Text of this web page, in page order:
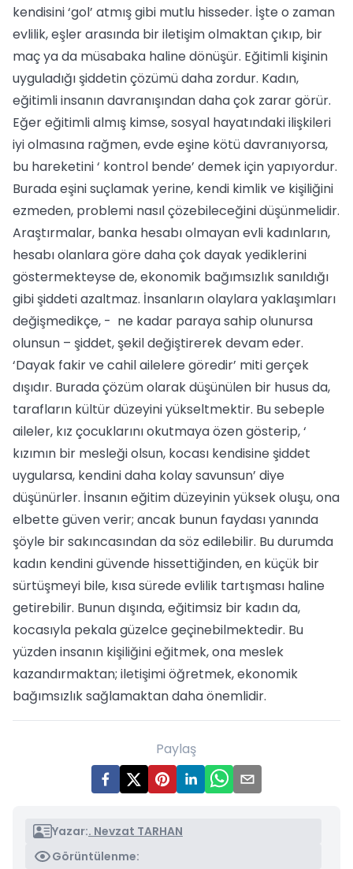
kendisini ‘gol’ atmış gibi mutlu hisseder. İşte o zaman
evlilik, eşler arasında bir iletişim olmaktan çıkıp, bir
maç ya da müsabaka haline dönüşür. Eğitimli kişinin
uyguladığı şiddetin çözümü daha zordur. Kadın,
eğitimli insanın davranışından daha çok zarar görür.
Eğer eğitimli almış kimse, sosyal hayatındaki ilişkileri
iyi olmasına rağmen, evde eşine kötü davranıyorsa,
bu hareketini ‘ kontrol bende’ demek için yapıyordur.
Burada eşini suçlamak yerine, kendi kimlik ve kişiliğini
ezmeden, problemi nasıl çözebileceğini düşünmelidir.
Araştırmalar, banka hesabı olmayan evli kadınların,
hesabı olanlara göre daha çok dayak yediklerini
göstermekteyse de, ekonomik bağımsızlık sanıldığı
gibi şiddeti azaltmaz. İnsanların olaylara yaklaşımları
değişmedikçe, - ne kadar paraya sahip olunursa
olunsun – şiddet, şekil değiştirerek devam eder.
‘Dayak fakir ve cahil ailelere göredir’ miti gerçek
dışıdır. Burada çözüm olarak düşünülen bir husus da,
tarafların kültür düzeyini yükseltmektir. Bu sebeple
aileler, kız çocuklarını okutmaya özen gösterip, ‘
kızımın bir mesleği olsun, kocası kendisine şiddet
uygularsa, kendini daha kolay savunsun’ diye
düşünürler. İnsanın eğitim düzeyinin yüksek oluşu, ona
elbette güven verir; ancak bunun faydası yanında
şöyle bir sakıncasından da söz edilebilir. Bu durumda
kadın kendini güvende hissettiğinden, en küçük bir
sürtüşmeyi bile, kısa sürede evlilik tartışması haline
getirebilir. Bunun dışında, eğitimsiz bir kadın da,
kocasıyla pekala güzelce geçinebilmektedir. Bu
yüzden insanın kişiliğini eğitmek, ona meslek
kazandırmaktan; iletişimi öğretmek, ekonomik
bağımsızlık sağlamaktan daha önemlidir.
Paylaş
Yazar:. Nevzat TARHAN
Görüntülenme: